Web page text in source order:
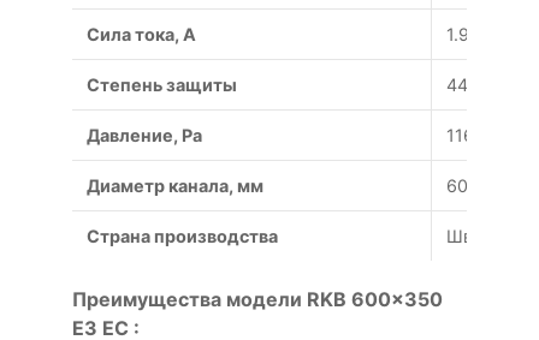
Сила тока, A 1.91
Степень защиты 44/54
Давление, Pa 1161
Диаметр канала, мм 600x350
Страна производства Швеция
Преимущества модели RKB 600x350
E3 EC :